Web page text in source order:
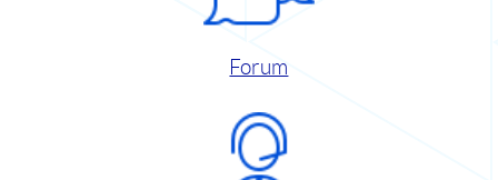
Forum